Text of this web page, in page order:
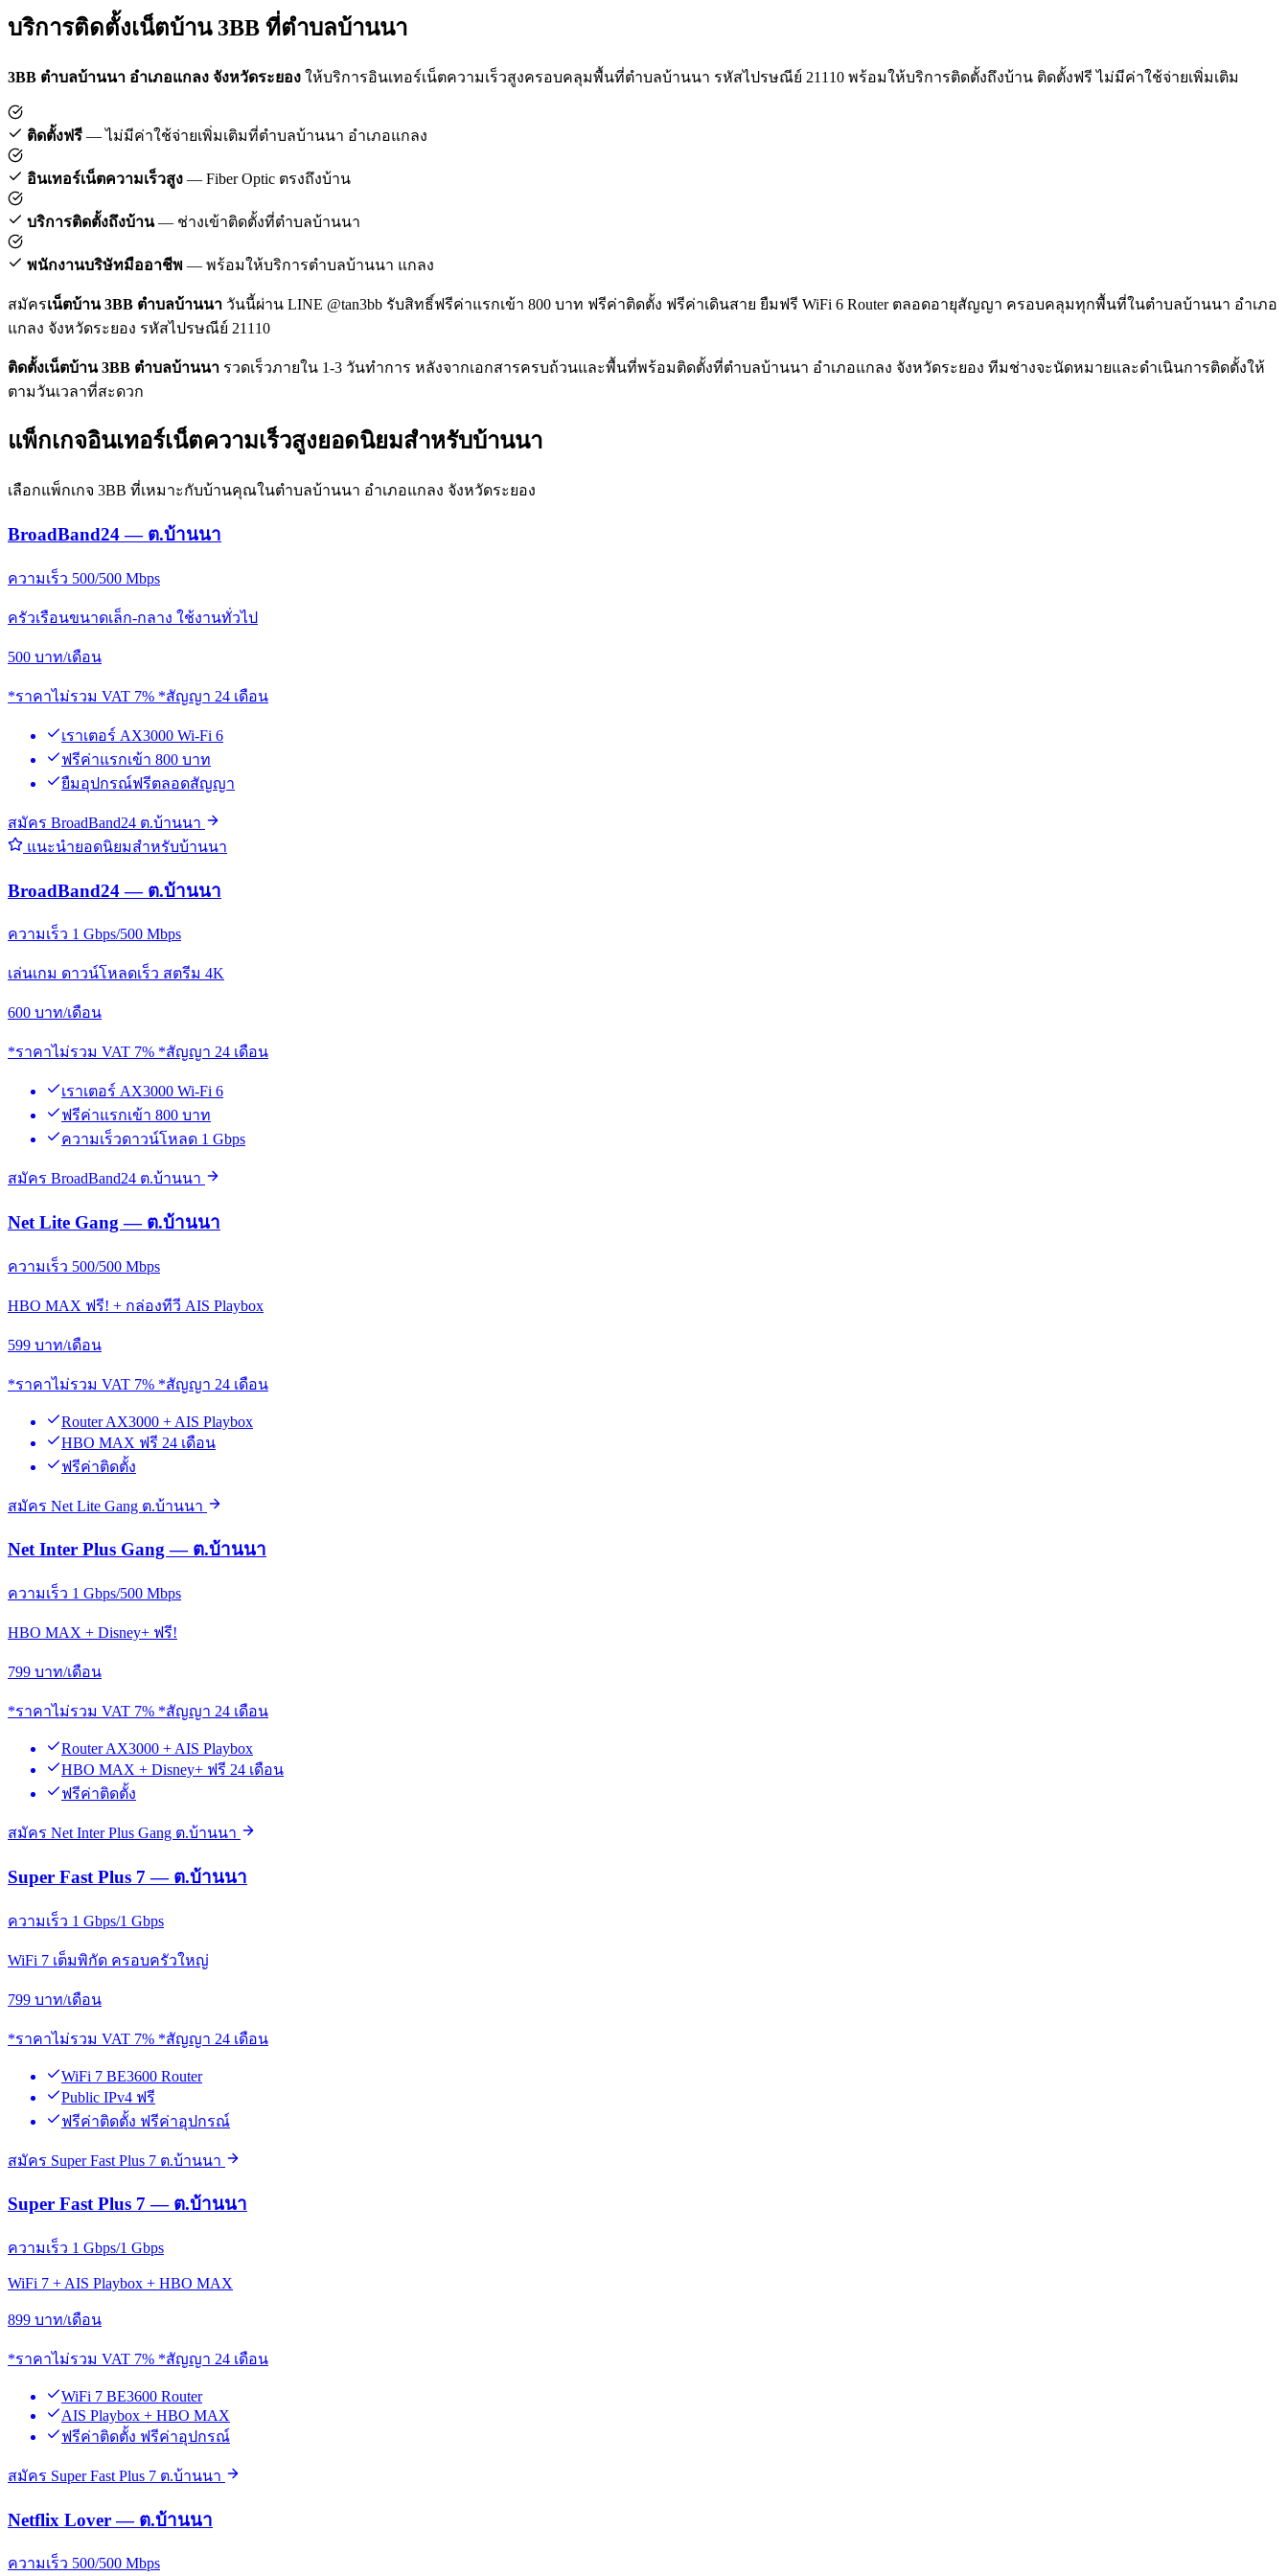
บริการติดตั้งเน็ตบ้าน 3BB ที่ตำบลบ้านนา
3BB ตำบลบ้านนา อำเภอแกลง จังหวัดระยอง ให้บริการอินเทอร์เน็ตความเร็วสูงครอบคลุมพื้นที่ตำบลบ้านนา รหัสไปรษณีย์ 21110 พร้อมให้บริการติดตั้งถึงบ้าน ติดตั้งฟรี ไม่มีค่าใช้จ่ายเพิ่มเติม
ติดตั้งฟรี — ไม่มีค่าใช้จ่ายเพิ่มเติมที่ตำบลบ้านนา อำเภอแกลง
อินเทอร์เน็ตความเร็วสูง — Fiber Optic ตรงถึงบ้าน
บริการติดตั้งถึงบ้าน— ช่างเข้าติดตั้งที่ตำบลบ้านนา
พนักงานบริษัทมืออาชีพ — พร้อมให้บริการตำบลบ้านนา แกลง
สมัครเน็ตบ้าน 3BB ตำบลบ้านนา วันนี้ผ่าน LINE @tan3bb รับสิทธิ์ฟรีค่าแรกเข้า 800 บาท ฟรีค่าติดตั้ง ฟรีค่าเดินสาย ยืมฟรี WiFi 6 Router ตลอดอายุสัญญา ครอบคลุมทุกพื้นที่ในตำบลบ้านนา อำเภอ
แกลง จังหวัดระยอง รหัสไปรษณีย์ 21110
ติดตั้งเน็ตบ้าน 3BB ตำบลบ้านนา รวดเร็วภายใน 1-3 วันทำการ หลังจากเอกสารครบถ้วนและพื้นที่พร้อมติดตั้งที่ตำบลบ้านนา อำเภอแกลง จังหวัดระยอง ทีมช่างจะนัดหมายและดำเนินการติดตั้งให้
ตามวันเวลาที่สะดวก
แพ็กเกจอินเทอร์เน็ตความเร็วสูงยอดนิยมสำหรับบ้านนา
เลือกแพ็กเกจ 3BB ที่เหมาะกับบ้านคุณในตำบลบ้านนา อำเภอแกลง จังหวัดระยอง
BroadBand24 — ต.บ้านนา
ความเร็ว 500/500 Mbps
ครัวเรือนขนาดเล็ก-กลาง ใช้งานทั่วไป
500 บาท/เดือน
*ราคาไม่รวม VAT 7% *สัญญา 24 เดือน
เราเตอร์ AX3000 Wi-Fi 6
ฟรีค่าแรกเข้า 800 บาท
ยืมอุปกรณ์ฟรีตลอดสัญญา
สมัคร BroadBand24 ต.บ้านนา
แนะนำยอดนิยมสำหรับบ้านนา
BroadBand24 — ต.บ้านนา
ความเร็ว 1 Gbps/500 Mbps
เล่นเกม ดาวน์โหลดเร็ว สตรีม 4K
600 บาท/เดือน
*ราคาไม่รวม VAT 7% *สัญญา 24 เดือน
เราเตอร์ AX3000 Wi-Fi 6
ฟรีค่าแรกเข้า 800 บาท
ความเร็วดาวน์โหลด 1 Gbps
สมัคร BroadBand24 ต.บ้านนา
Net Lite Gang — ต.บ้านนา
ความเร็ว 500/500 Mbps
HBO MAX ฟรี! + กล่องทีวี AIS Playbox
599 บาท/เดือน
*ราคาไม่รวม VAT 7% *สัญญา 24 เดือน
Router AX3000 + AIS Playbox
HBO MAX ฟรี 24 เดือน
ฟรีค่าติดตั้ง
สมัคร Net Lite Gang ต.บ้านนา
Net Inter Plus Gang — ต.บ้านนา
ความเร็ว 1 Gbps/500 Mbps
HBO MAX + Disney+ ฟรี!
799 บาท/เดือน
*ราคาไม่รวม VAT 7% *สัญญา 24 เดือน
Router AX3000 + AIS Playbox
HBO MAX + Disney+ ฟรี 24 เดือน
ฟรีค่าติดตั้ง
สมัคร Net Inter Plus Gang ต.บ้านนา
Super Fast Plus 7 — ต.บ้านนา
ความเร็ว 1 Gbps/1 Gbps
WiFi 7 เต็มพิกัด ครอบครัวใหญ่
799 บาท/เดือน
*ราคาไม่รวม VAT 7% *สัญญา 24 เดือน
WiFi 7 BE3600 Router
Public IPv4 ฟรี
ฟรีค่าติดตั้ง ฟรีค่าอุปกรณ์
สมัคร Super Fast Plus 7 ต.บ้านนา
Super Fast Plus 7 — ต.บ้านนา
ความเร็ว 1 Gbps/1 Gbps
WiFi 7 + AIS Playbox + HBO MAX
899 บาท/เดือน
*ราคาไม่รวม VAT 7% *สัญญา 24 เดือน
WiFi 7 BE3600 Router
AIS Playbox + HBO MAX
ฟรีค่าติดตั้ง ฟรีค่าอุปกรณ์
สมัคร Super Fast Plus 7 ต.บ้านนา
Netflix Lover — ต.บ้านนา
ความเร็ว 500/500 Mbps